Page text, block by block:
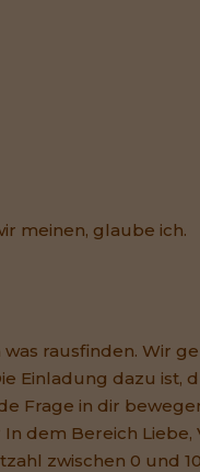
meinen, glaube ich.
was rausfinden. Wir
Einladung dazu ist,
Frage in dir
dem Bereich Liebe,
zwischen 0 und